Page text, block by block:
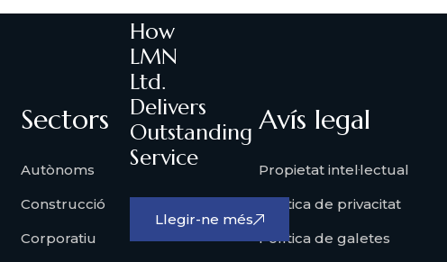
on
How
LMN
Ltd.
Delivers
Outstanding
Service
Llegir-ne més
Sectors
Autònoms
Construcció
Corporatiu
Avís legal
Propietat intel·lectual
Política de privacitat
Política de galetes